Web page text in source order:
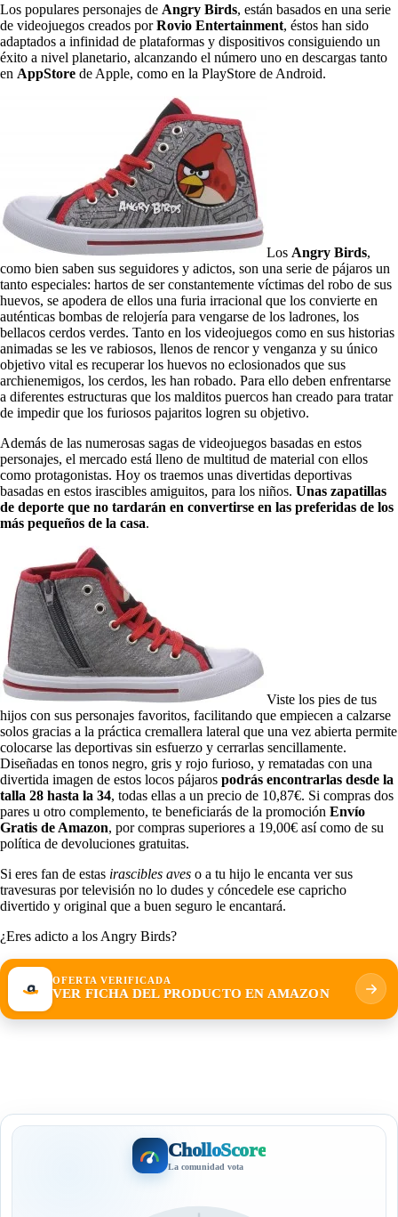
Los populares personajes de Angry Birds, están basados en una serie
de videojuegos creados porRovio Entertainment, éstos han sido
adaptados a infinidad de plataformas y dispositivos consiguiendo un
éxito a nivel planetario, alcanzando el número uno en descargas tanto
en AppStore de Apple, como en la PlayStore de Android.
Los Angry Birds,
como bien saben sus seguidores y adictos, son una serie de pájaros un
tanto especiales: hartos de ser constantemente víctimas del robo de sus
huevos, se apodera de ellos una furia irracional que los convierte en
auténticas bombas de relojería para vengarse de los ladrones, los
bellacos cerdos verdes. Tanto en los videojuegos como en sus historias
animadas se les ve rabiosos, llenos de rencor y venganza y su único
objetivo vital es recuperar los huevos no eclosionados que sus
archienemigos, los cerdos, les han robado. Para ello deben enfrentarse
a diferentes estructuras que los malditos puercos han creado para tratar
de impedir que los furiosos pajaritos logren su objetivo.
Además de las numerosas sagas de videojuegos basadas en estos
personajes, el mercado está lleno de multitud de material con ellos
como protagonistas. Hoy os traemos unas divertidas deportivas
basadas en estos irascibles amiguitos, para los niños. Unas zapatillas
de deporte que no tardarán en convertirse en las preferidas de los
más pequeños de la casa.
Viste los pies de tus
hijos con sus personajes favoritos, facilitando que empiecen a calzarse
solos gracias a la práctica cremallera lateral que una vez abierta permite
colocarse las deportivas sin esfuerzo y cerrarlas sencillamente.
Diseñadas en tonos negro, gris y rojo furioso, y rematadas con una
divertida imagen de estos locos pájaros podrás encontrarlas desde la
talla 28 hasta la 34, todas ellas a un precio de 10,87€. Si compras dos
pares u otro complemento, te beneficiarás de la promoción Envío
Gratis de Amazon, por compras superiores a 19,00€ así como de su
política de devoluciones gratuitas.
Si eres fan de estas irascibles aves o a tu hijo le encanta ver sus
travesuras por televisión no lo dudes y cóncedele ese capricho
divertido y original que a buen seguro le encantará.
¿Eres adicto a los Angry Birds?
OFERTA VERIFICADA
VER FICHA DEL PRODUCTO EN AMAZON
CholloScore
La comunidad vota